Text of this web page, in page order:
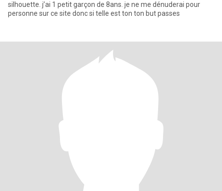
silhouette. j’ai 1 petit garçon de 8ans. je ne me dénuderai pour
personne sur ce site donc si telle est ton ton but passes